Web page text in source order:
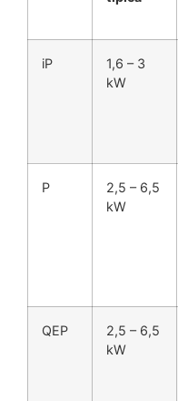
iP
1,6 – 3
kW
P
2,5 – 6,5
kW
QEP
2,5 – 6,5
kW